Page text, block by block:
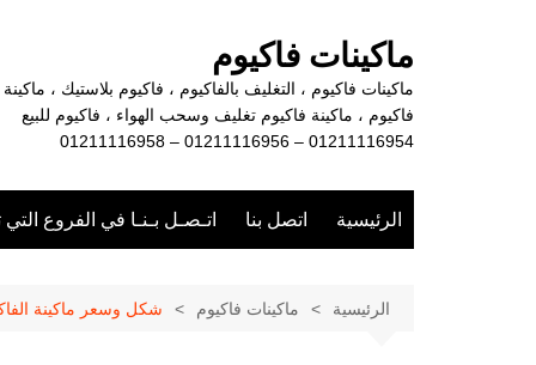
ماكينات فاكيوم
ماكينات فاكيوم ، التغليف بالفاكيوم ، فاكيوم بلاستيك ، ماكينة
فاكيوم ، ماكينة فاكيوم تغليف وسحب الهواء ، فاكيوم للبيع
01211116954 – 01211116956 – 01211116958
الرئيسية اتصل بنا اتـصـل بـنـا في الفروع
الرئيسية ماكينات فاكيوم شكل وسعر ماكينة